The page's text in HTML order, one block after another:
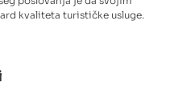
kvaliteta turističke usluge.